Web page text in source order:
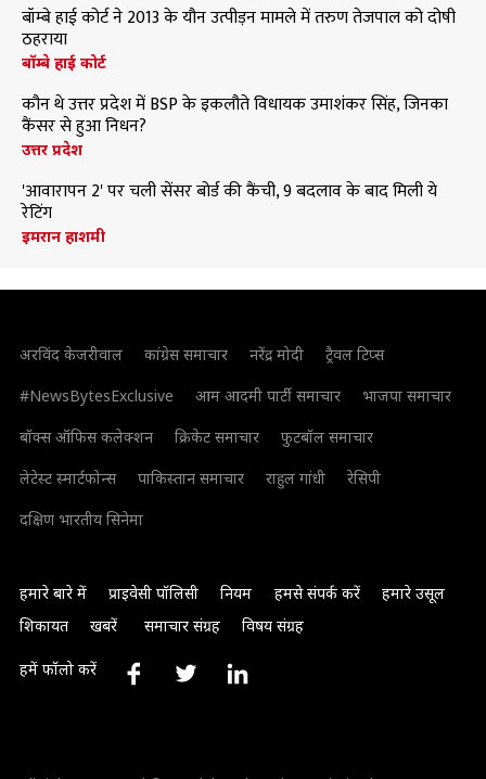
बॉम्बे हाई कोर्ट ने 2013 के यौन उत्पीड़न मामले में तरुण तेजपाल को दोषी
ठहराया
बॉम्बे हाई कोर्ट
कौन थे उत्तर प्रदेश में BSP के इकलौते विधायक उमाशंकर सिंह, जिनका
कैंसर से हुआ निधन?
उत्तर प्रदेश
'आवारापन 2' पर चली सेंसर बोर्ड की कैंची, 9 बदलाव के बाद मिली ये
रेटिंग
इमरान हाशमी
अरविंद केजरीवाल कांग्रेस समाचार नरेंद्र मोदी
ट्रैवल टिप्स
#NewsBytesExclusive
आम आदमी पार्टी समाचार
भाजपा समाचार
बॉक्स ऑफिस कलेक्शन
क्रिकेट समाचार
फुटबॉल समाचार
लेटेस्ट स्मार्टफोन्स
पाकिस्तान समाचार राहुल गांधी
रेसिपी
दक्षिण भारतीय सिनेमा
हमारे बारे में प्राइवेसी पॉलिसी नियम हमसे संपर्क करें
हमारे उसूल
शिकायत
खबरें समाचार संग्रह विषय संग्रह
हमें फॉलो करें